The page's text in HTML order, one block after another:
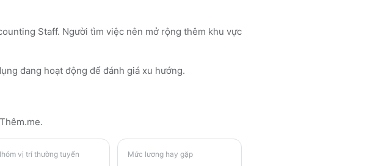
Staff. Người tìm việc nên mở rộng thêm khu vực
đang hoạt động để đánh giá xu hướng.
.
vị trí thường tuyển Mức lương hay gặp